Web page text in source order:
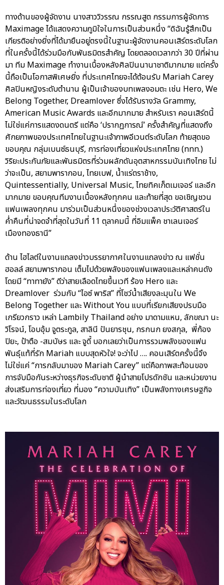
ทางด้านของผู้จัดงาน นางสาววิวรรณ กรรณสูต กรรมการผู้จัดการ
Maximage ได้แสดงความภูมิใจในการเป็นส่วนหนึ่ง “ดิฉันรู้สึกเป็น
เกียรติอย่างยิ่งที่ได้มายืนอยู่ตรงนี้ในฐานะผู้จัดงานคอนเสิร์ตระดับโลก
ที่ในครั้งนี้ได้ร่วมมือกับพันธมิตรสำคัญ โดยตลอดเวลากว่า 30 ปีที่ผ่าน
มา ทีม Maximage ทำงานเบื้องหลังศิลปินนานาชาติมากมาย แต่ครั้ง
นี้ถือเป็นโอกาสพิเศษยิ่ง ที่ประเทศไทยจะได้ต้อนรับ Mariah Carey
ศิลปินหญิงระดับตำนาน ผู้เป็นเจ้าของบทเพลงอมตะ เช่น Hero, We
Belong Together, Dreamlover ซึ่งได้รับรางวัล Grammy,
American Music Awards และอีกมากมาย สำหรับเรา คอนเสิร์ตนี้
ไม่ใช่แค่การแสดงดนตรี แต่คือ ‘ปรากฏการณ์’ ครั้งสำคัญที่แสดงถึง
ศักยภาพของประเทศไทยในฐานะเจ้าภาพอีเวนต์ระดับโลก ท้ายสุดขอ
ขอบคุณ กลุ่มเบนซ์ธนบุรี, การท่องเที่ยวแห่งประเทศไทย (ททท.)
วิริยะประกันภัยและพันธมิตรที่ร่วมผลักดันอุตสาหกรรมบันเทิงไทย ไม่
ว่าจะเป็น, สยามพารากอน, ไทยเบฟ, น้ำแร่ตราช้าง,
Quintessentially, Universal Music, ไทยทิคเก็ตเมเจอร์ และอีก
มากมาย ขอบคุณทีมงานเบื้องหลังทุกคน และท้ายที่สุด ขอเชิญชวน
แฟนเพลงทุกคน มาร่วมเป็นส่วนหนึ่งของช่วงเวลาประวัติศาสตร์ใน
ค่ำคืนที่น่าจดจำที่สุดในวันที่ 11 ตุลาคมนี้ ที่อิมแพ็ค ชาเลนเจอร์
เมืองทองธานี”
ด้าน ไฮไลต์ในงานแถลงข่าวบรรยากาศในงานแถลงข่าว ณ แฟชั่น
ฮอลล์ สยามพารากอน เต็มไปด้วยพลังของแฟนเพลงและเหล่าคนดัง
โดยมี “ทาทายัง” ดีว่าสายเลือดไทยขึ้นเวที ร้อง Hero และ
Dreamlover ร่วมกับ “ไอซ์ พาริส” ที่โชว์น้ำเสียงละมุนใน We
Belong Together และ Without You แบบที่เรียกเสียงปรบมือ
เกรียวกราว เหล่า Lambily Thailand อย่าง มาดามแหน, ลักขณา นะ
วิโรจน์, โอบอุ้ม จูตระกูล, สาลินี ปันยารชุน, กรกนก ยงสกุล, พี่ก้อง
ปิยะ, ป้าตือ -สมบัษร และ จูดี้ บอกเลยว่าเป็นการรวมพลังของแฟน
พันธุ์แท้ที่รัก Mariah แบบสุดหัวใจ! จะว่าไป …. คอนเสิร์ตครั้งนี้จึง
ไม่ใช่แค่ “การกลับมาของ Mariah Carey” แต่คือภาพสะท้อนของ
การจับมือกันระหว่างธุรกิจระดับชาติ ผู้นำสายโปรดักชัน และหน่วยงาน
ส่งเสริมการท่องเที่ยว ที่มอง “ความบันเทิง” เป็นพลังทางเศรษฐกิจ
และวัฒนธรรมในระดับโลก